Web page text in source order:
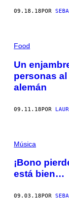
09.18.18POR
Food
Un
personas
alemán
09.11.18POR
Música
¡Bono
está bien…
09.03.18 POR